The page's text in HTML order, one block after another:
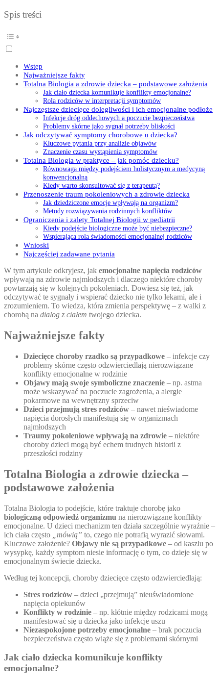
Spis treści
Wstęp
Najważniejsze fakty
Totalna Biologia a zdrowie dziecka – podstawowe założenia
Jak ciało dziecka komunikuje konflikty emocjonalne?
Rola rodziców w interpretacji symptomów
Najczęstsze dziecięce dolegliwości i ich emocjonalne podłoże
Infekcje dróg oddechowych a poczucie bezpieczeństwa
Problemy skórne jako sygnał potrzeby bliskości
Jak odczytywać symptomy chorobowe u dziecka?
Kluczowe pytania przy analizie objawów
Znaczenie czasu wystąpienia symptomów
Totalna Biologia w praktyce – jak pomóc dziecku?
Równowaga między podejściem holistycznym a medycyną
konwencjonalną
Kiedy warto skonsultować się z terapeutą?
Przenoszenie traum pokoleniowych a zdrowie dziecka
Jak dziedziczone emocje wpływają na organizm?
Metody rozwiązywania rodzinnych konfliktów
Ograniczenia i zalety Totalnej Biologii w pediatrii
Kiedy podejście biologiczne może być niebezpieczne?
Wspierająca rola świadomości emocjonalnej rodziców
Wnioski
Najczęściej zadawane pytania
W tym artykule odkryjesz, jak emocjonalne napięcia rodziców
wpływają na zdrowie najmłodszych i dlaczego niektóre choroby
powtarzają się w kolejnych pokoleniach. Dowiesz się też, jak
odczytywać te sygnały i wspierać dziecko nie tylko lekami, ale i
zrozumieniem. To wiedza, która zmienia perspektywę – z walki z
chorobą na dialog z ciałem twojego dziecka.
Najważniejsze fakty
Dziecięce choroby rzadko są przypadkowe – infekcje czy
problemy skórne często odzwierciedlają nierozwiązane
konflikty emocjonalne w rodzinie
Objawy mają swoje symboliczne znaczenie – np. astma
może wskazywać na poczucie zagrożenia, a alergie
pokarmowe na wewnętrzny sprzeciw
Dzieci przejmują stres rodziców – nawet nieświadome
napięcia dorosłych manifestują się w organizmach
najmłodszych
Traumy pokoleniowe wpływają na zdrowie – niektóre
choroby dzieci mogą być echem trudnych historii z
przeszłości rodziny
Totalna Biologia a zdrowie dziecka –
podstawowe założenia
Totalna Biologia to podejście, które traktuje chorobę jako
biologiczną odpowiedź organizmu na nierozwiązane konflikty
emocjonalne. U dzieci mechanizm ten działa szczególnie wyraźnie –
ich ciała często
„mówią” to, czego nie potrafią wyrazić słowami.
Kluczowe założenie? Objawy nie są przypadkowe – od kaszlu po
wysypkę, każdy symptom niesie informację o tym, co dzieje się w
emocjonalnym świecie dziecka.
Według tej koncepcji, choroby dziecięce często odzwierciedlają:
Stres rodziców – dzieci „przejmują” nieuświadomione
napięcia opiekunów
Konflikty w rodzinie – np. kłótnie między rodzicami mogą
manifestować się u dziecka jako infekcje uszu
Niezaspokojone potrzeby emocjonalne – brak poczucia
bezpieczeństwa często wiąże się z problemami skórnymi
Jak ciało dziecka komunikuje konflikty
emocjonalne?